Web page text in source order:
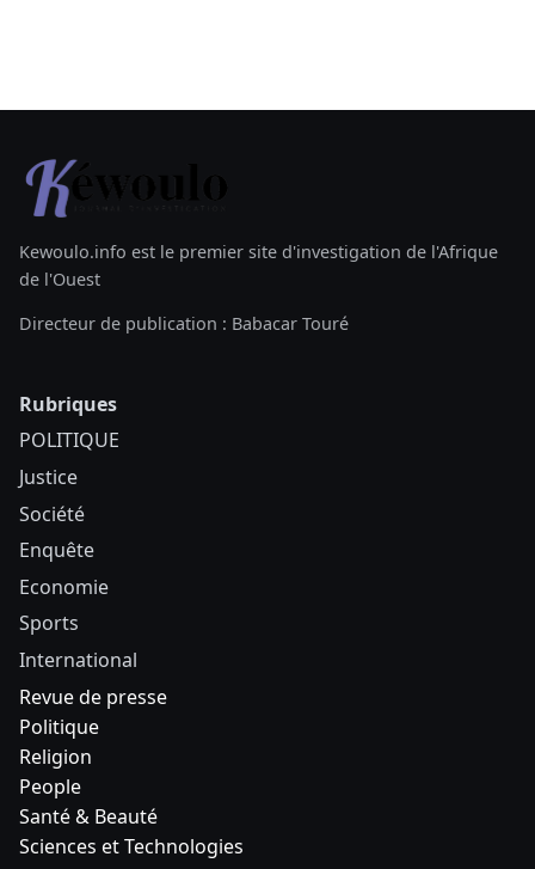
Kewoulo.info est le premier site d'investigation de l'Afrique
de l'Ouest
Directeur de publication : Babacar Touré
Rubriques
POLITIQUE
Justice
Société
Enquête
Economie
Sports
International
Revue de presse
Politique
Religion
People
Santé & Beauté
Sciences et Technologies